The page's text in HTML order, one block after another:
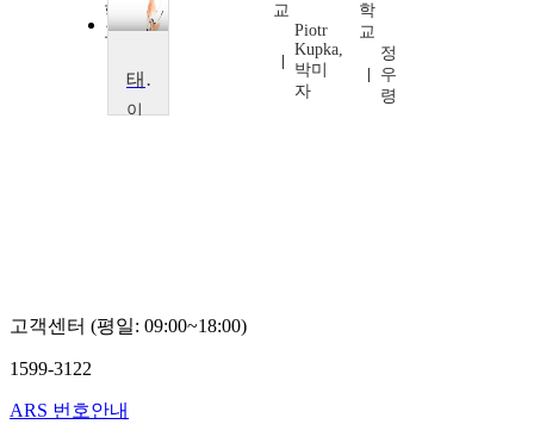
학
교
민
교
Piotr
Kupka,
박미
자
학
교
정
우
령
태교음악회
이
료
고객센터 (평일: 09:00~18:00)
1599-3122
ARS 번호안내